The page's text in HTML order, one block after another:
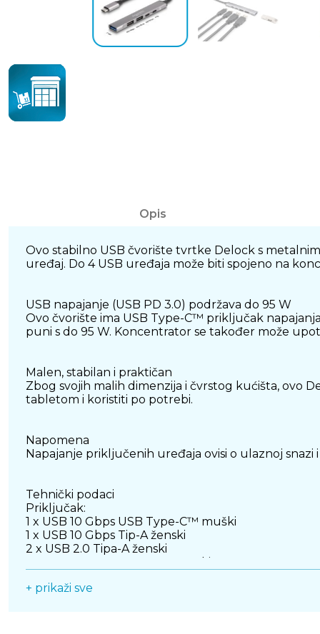
Opis
Ovo stabilno USB čvorište tvrtke Delock s
uređaj. Do 4 USB uređaja može biti spojeno na
USB napajanje (USB PD 3.0) podržava do 95 W
Ovo čvorište ima USB Type-C™ priključak
puni s do 95 W. Koncentrator se također može
Malen, stabilan i praktičan
Zbog svojih malih dimenzija i čvrstog kućišta, ovo
tabletom i koristiti po potrebi.
Napomena
Napajanje priključenih uređaja ovisi o ulaznoj
Tehnički podaci
Priključak:
1 x USB 10 Gbps USB Type-C™ muški
1 x USB 10 Gbps Tip-A ženski
2 x USB 2.0 Tipa-A ženski
1 x USB 2.0 USB Type-C™, ženski
Brzina prijenosa podataka do 10 Gbps
+ prikaži sve